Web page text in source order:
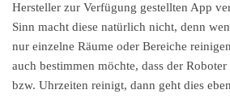
Hersteller zur Verfügung gestellten App
Sinn macht diese natürlich nicht, denn
nur einzelne Räume oder Bereiche
auch bestimmen möchte, dass der
bzw. Uhrzeiten reinigt, dann geht dies